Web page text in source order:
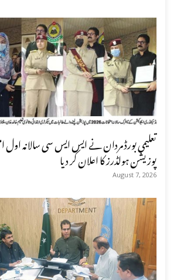
پوزیشن ہولڈرز کا اعلان کر دیا
August 7, 2026